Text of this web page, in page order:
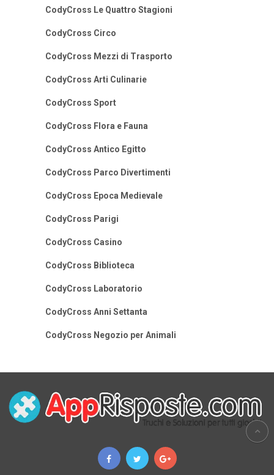
CodyCross Le Quattro Stagioni
CodyCross Circo
CodyCross Mezzi di Trasporto
CodyCross Arti Culinarie
CodyCross Sport
CodyCross Flora e Fauna
CodyCross Antico Egitto
CodyCross Parco Divertimenti
CodyCross Epoca Medievale
CodyCross Parigi
CodyCross Casino
CodyCross Biblioteca
CodyCross Laboratorio
CodyCross Anni Settanta
CodyCross Negozio per Animali